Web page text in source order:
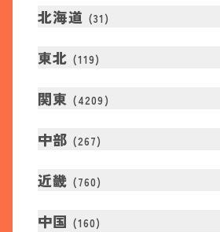
北海道 (31 )
東北 (119)
関東 (4209 )
中部 (267)
近畿 (760)
中国 (160)